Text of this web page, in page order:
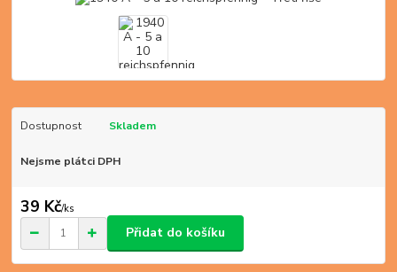
Dostupnost Skladem
Nejsme plátci DPH
39 Kč/ks
Přidat do košíku